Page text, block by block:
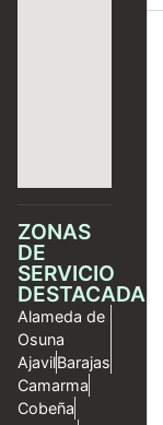
ZONAS
DE
SERVICIO
DESTACADAS
Alameda de
Osuna
AjavilBarajas
Camarma
Cobeña